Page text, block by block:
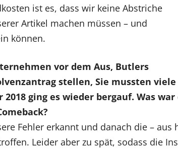
ist es, dass wir keine Abstriche
Artikel machen müssen – und
können.
vor dem Aus, Butlers
stellen, Sie mussten
2018 ging es wieder bergauf. Was
Fehler erkannt und danach die – aus
Leider aber zu spät, sodass die